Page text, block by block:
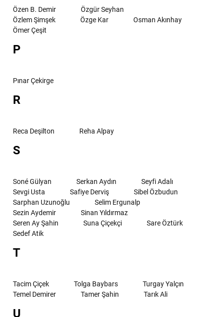
Özen B. Demir
Özgür Seyhan
Özlem Şimşek
Özge Kar
Osman Akınhay
Ömer Çeşit
P
Pınar Çekirge
R
Reca Deşilton Reha Alpay
S
Soné Gülyan Serkan Aydın
Seyfi Adalı
Sevgi Usta
Safiye Derviş
Sibel Özbudun
Sarphan Uzunoğlu
Selim Ergunalp
Sezin Aydemir
Sinan Yıldırmaz
Seren Ay Şahin
Suna Çiçekçi
Sare Öztürk
Sedef Atik
T
Tacim Çiçek Tolga Baybars
Turgay Yalçın
Temel Demirer
Tamer Şahin Tarık Ali
U